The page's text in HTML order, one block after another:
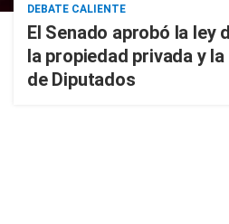
DEBATE CALIENTE
El Senado aprobó la ley
la propiedad privada y
de Diputados